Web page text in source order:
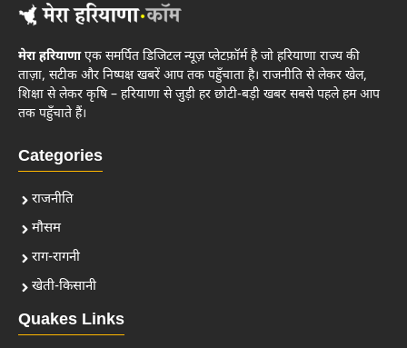
मेरा हरियाणाएक समर्पित डिजिटल न्यूज़ प्लेटफ़ॉर्म है जो हरियाणा राज्य की
ताज़ा, सटीक और निष्पक्ष खबरें आप तक पहुँचाता है। राजनीति से लेकर खेल,
शिक्षा से लेकर कृषि – हरियाणा से जुड़ी हर छोटी-बड़ी खबर सबसे पहले हम आप
तक पहुँचाते हैं।
Categories
राजनीति
मौसम
राग-रागनी
खेती-किसानी
Quakes Links